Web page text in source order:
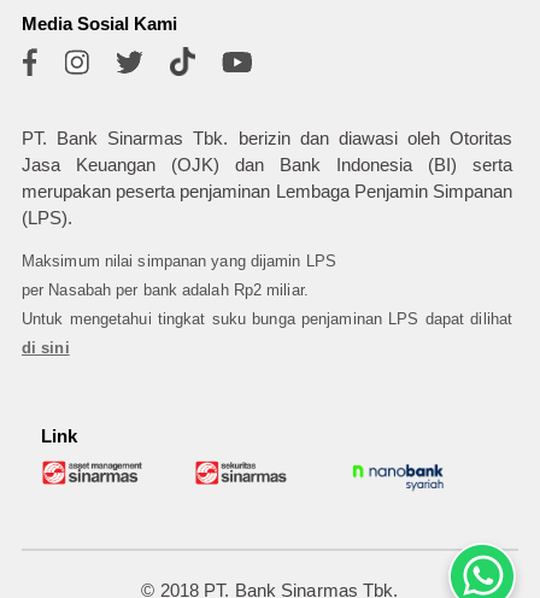
Media Sosial Kami
PT. Bank Sinarmas Tbk. berizin dan diawasi oleh Otoritas
Jasa Keuangan (OJK) dan Bank Indonesia (BI) serta
merupakan peserta penjaminan Lembaga Penjamin Simpanan
(LPS).
Maksimum nilai simpanan yang dijamin LPS
per Nasabah per bank adalah Rp2 miliar.
Untuk mengetahui tingkat suku bunga penjaminan LPS dapat dilihat
di sini
Link
© 2018 PT. Bank Sinarmas Tbk.